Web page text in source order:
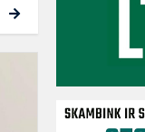
Slušnytė
geriausių
sportininkų